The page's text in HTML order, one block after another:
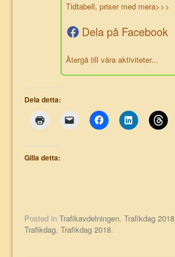
Tidtabell, priser med mera>>>
Dela på Facebook
Återgå till våra aktiviteter...
Dela detta:
Gilla detta:
Posted in Trafikavdelningen, Trafikdag 2018
Trafikdag, Trafikdag 2018.